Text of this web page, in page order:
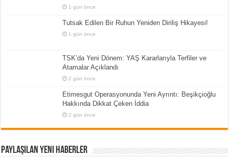
1 gün önce
Tutsak Edilen Bir Ruhun Yeniden Diriliş Hikayesi!
1 gün önce
TSK’da Yeni Dönem: YAŞ Kararlarıyla Terfiler ve
Atamalar Açıklandı
2 gün önce
Etimesgut Operasyonunda Yeni Ayrıntı: Beşikçioğlu
Hakkında Dikkat Çeken İddia
2 gün önce
Paylaşılan Yeni Haberler